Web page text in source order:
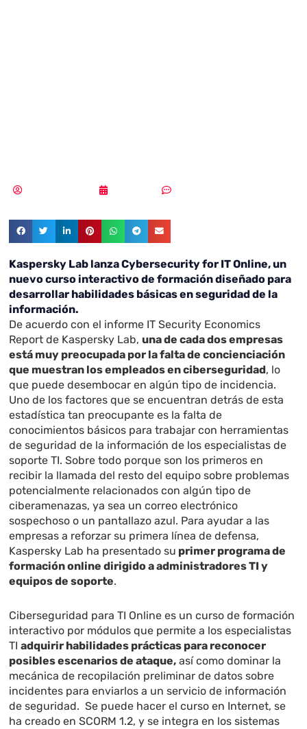
Kaspersky Lab lanza Cybersecurity for IT Online, un
nuevo curso interactivo de formación diseñado para
desarrollar habilidades básicas en seguridad de la
información.
De acuerdo con el informe IT Security Economics
Report de Kaspersky Lab,una de cada dos empresas
está muy preocupada por la falta de concienciación
que muestran los empleados en ciberseguridad, lo
que puede desembocar en algún tipo de incidencia.
Uno de los factores que se encuentran detrás de esta
estadística tan preocupante es la falta de
conocimientos básicos para trabajar con herramientas
de seguridad de la información de los especialistas de
soporte TI. Sobre todo porque son los primeros en
recibir la llamada del resto del equipo sobre problemas
potencialmente relacionados con algún tipo de
ciberamenazas, ya sea un correo electrónico
sospechoso o un pantallazo azul. Para ayudar a las
empresas a reforzar su primera línea de defensa,
Kaspersky Lab ha presentado su primer programa de
formación online dirigido a administradores TI y
equipos de soporte.
Ciberseguridad para TI Online es un curso de formación
interactivo por módulos que permite a los especialistas
TIadquirir habilidades prácticas para reconocer
posibles escenarios de ataque, así como dominar la
mecánica de recopilación preliminar de datos sobre
incidentes para enviarlos a un servicio de información
de seguridad. Se puede hacer el curso en Internet, se
ha creado en SCORM 1.2, y se integra en los sistemas